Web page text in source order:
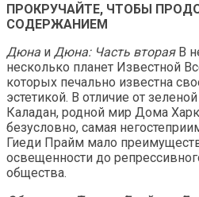
ПРОКРУЧАЙТЕ, ЧТОБЫ
СОДЕРЖАНИЕМ
Дюна и Дюна: Часть вторая В
несколько планет Известной
которых печально известна
эстетикой. В отличие от
Каладан, родной мир Дома
безусловно, самая
Гиеди Прайм мало
освещенности до
общества.